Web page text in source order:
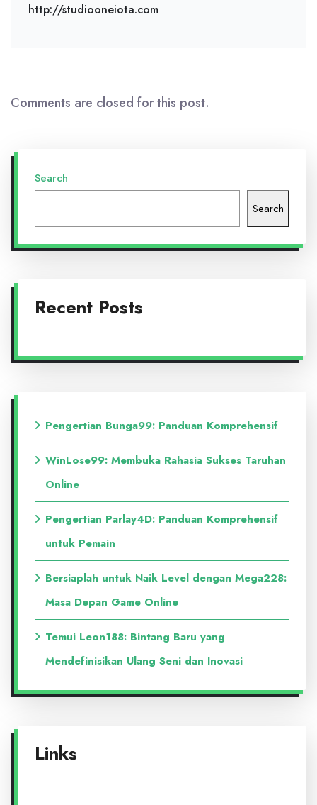
http://studiooneiota.com
Comments are closed for this post.
Search
Search
Recent Posts
Pengertian Bunga99: Panduan Komprehensif
WinLose99: Membuka Rahasia Sukses Taruhan
Online
Pengertian Parlay4D: Panduan Komprehensif
untuk Pemain
Bersiaplah untuk Naik Level dengan Mega228:
Masa Depan Game Online
Temui Leon188: Bintang Baru yang
Mendefinisikan Ulang Seni dan Inovasi
Links